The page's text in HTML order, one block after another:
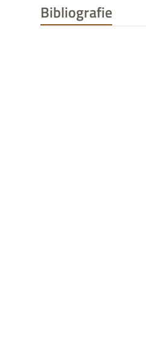
Bibliografie